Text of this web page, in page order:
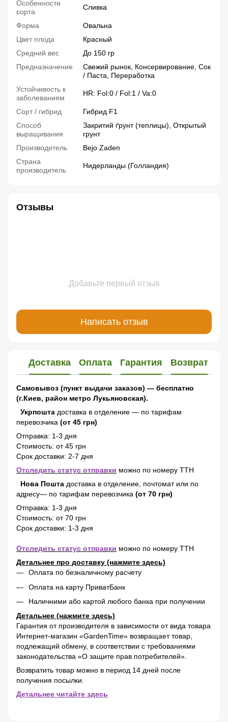
Особенности
сорта
Сливка
Форма
Овальна
Цвет плода
Красный
Средний вес
До 150 гр
Предназначение
Свежий рынок, Консервирование, Сок
/ Паста, Переработка
Устойчивость к
заболеваниям
HR: Fol:0 / Fol:1 / Va:0
Сорт / гибрид
Гибрид F1
Способ
выращивания
Закритий ґрунт (теплицы), Открытый
грунт
Производитель
Bejo Zaden
Страна
производитель
Нидерланды (Голландия)
Отзывы
Добавьте первый отзыв
Написать отзыв
Доставка Оплата Гарантия Возврат
Самовывоз (пункт выдачи заказов) — бесплатно
(г.Киев, район метро Лукьяновская).
Укрпошта доставка в отделение — по тарифам
перевозчика (от 45 грн)
Отправка: 1-3 дня
Стоимость: от 45 грн
Срок доставки: 2-7 дня
Отследить статус отправки можно по номеру ТТН
Нова Пошта доставка в отделение, почтомат или по
адресу— по тарифам перевозчика (от 70 грн)
Отправка: 1-3 дня
Стоимость: от 70 грн
Срок доставки: 1-3 дня
Отследить статус отправки можно по номеру ТТН
Детальнее про доставку (нажмите здесь)
Оплата по безналичному расчету
Оплата на карту ПриватБанк
Наличними або картой любого банка при получении
Детальнее (нажмите здесь)
Гарантия от производителя в зависимости от вида товара
Интернет-магазин «GardenTime» возвращает товар,
подлежащий обмену, в соответствии с требованиями
законодательства «О защите прав потребителей».
Возвратить товар можно в период 14 дней после
получения посылки.
Детальнее читайте здесь